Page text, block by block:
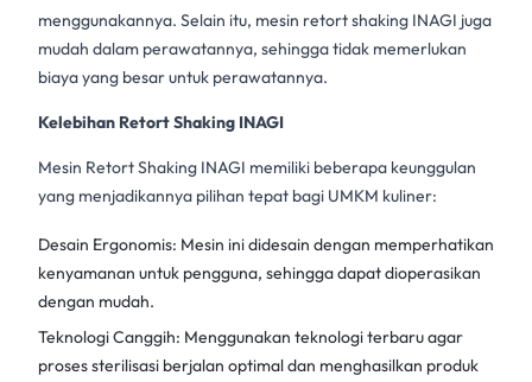
menggunakannya. Selain itu, mesin retort shaking INAGI juga
mudah dalam perawatannya, sehingga tidak memerlukan
biaya yang besar untuk perawatannya.
Kelebihan Retort Shaking INAGI
Mesin Retort Shaking INAGI memiliki beberapa keunggulan
yang menjadikannya pilihan tepat bagi UMKM kuliner:
Desain Ergonomis: Mesin ini didesain dengan memperhatikan
kenyamanan untuk pengguna, sehingga dapat dioperasikan
dengan mudah.
Teknologi Canggih: Menggunakan teknologi terbaru agar
proses sterilisasi berjalan optimal dan menghasilkan produk